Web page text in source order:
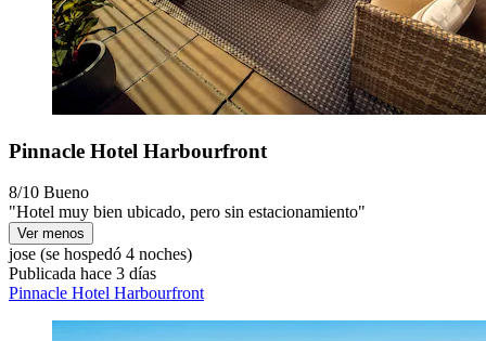
Pinnacle Hotel Harbourfront
8/10 Bueno
"Hotel muy bien ubicado, pero sin estacionamiento"
Ver menos
jose (se hospedó 4 noches)
Publicada hace 3 días
Pinnacle Hotel Harbourfront